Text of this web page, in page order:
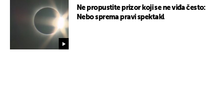
Ne propustite prizor koji se ne viđa često:
Nebo sprema pravi spektakl